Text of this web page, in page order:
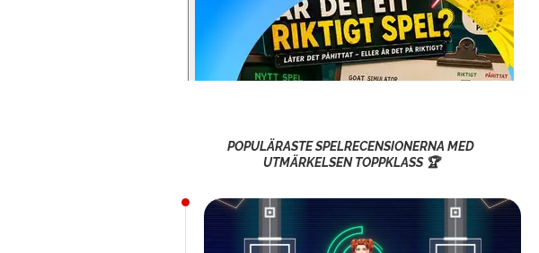
POPULÄRASTE SPELRECENSIONERNA MED
UTMÄRKELSEN TOPPKLASS 🏆